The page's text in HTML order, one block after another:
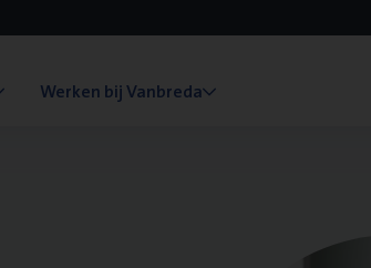
Werken bij Vanbreda